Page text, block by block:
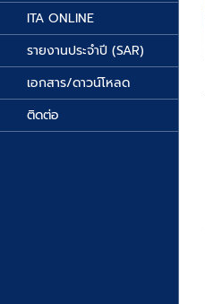
ITA ONLINE
รายงานประจำปี (SAR)
เอกสาร/ดาวน์โหลด
ติดต่อ